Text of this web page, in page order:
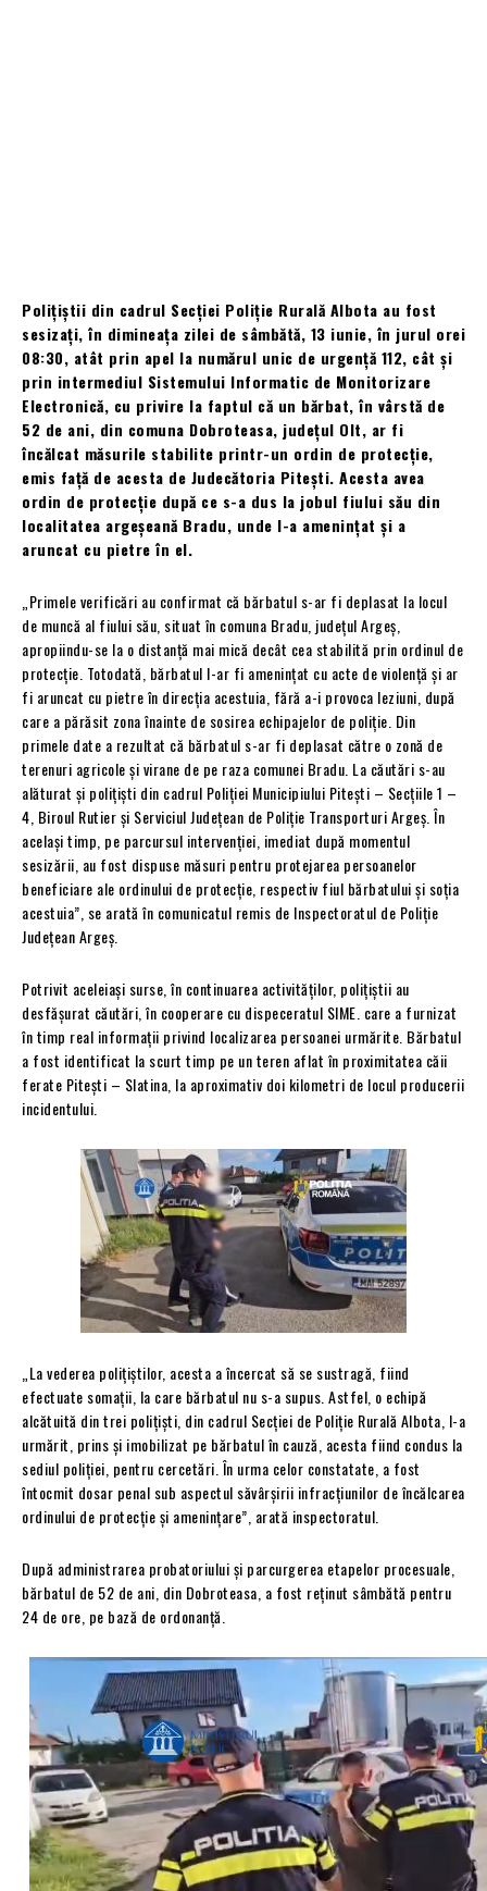
Polițiștii din cadrul Secției Poliție Rurală Albota au fost
sesizați, în dimineața zilei de sâmbătă, 13 iunie, în jurul orei
08:30, atât prin apel la numărul unic de urgență 112, cât și
prin intermediul Sistemului Informatic de Monitorizare
Electronică, cu privire la faptul că un bărbat, în vârstă de
52 de ani, din comuna Dobroteasa, județul Olt, ar fi
încălcat măsurile stabilite printr-un ordin de protecție,
emis față de acesta de Judecătoria Pitești. Acesta avea
ordin de protecție după ce s-a dus la jobul fiului său din
localitatea argeșeană Bradu, unde l-a amenințat și a
aruncat cu pietre în el.
„Primele verificări au confirmat că bărbatul s-ar fi deplasat la locul
de muncă al fiului său, situat în comuna Bradu, județul Argeș,
apropiindu-se la o distanță mai mică decât cea stabilită prin ordinul de
protecție. Totodată, bărbatul l-ar fi amenințat cu acte de violență și ar
fi aruncat cu pietre în direcția acestuia, fără a-i provoca leziuni, după
care a părăsit zona înainte de sosirea echipajelor de poliție. Din
primele date a rezultat că bărbatul s-ar fi deplasat către o zonă de
terenuri agricole și virane de pe raza comunei Bradu. La căutări s-au
alăturat și polițiști din cadrul Poliției Municipiului Pitești – Secțiile 1 –
4, Biroul Rutier și Serviciul Județean de Poliție Transporturi Argeș. În
același timp, pe parcursul intervenției, imediat după momentul
sesizării, au fost dispuse măsuri pentru protejarea persoanelor
beneficiare ale ordinului de protecție, respectiv fiul bărbatului și soția
acestuia”, se arată în comunicatul remis de Inspectoratul de Poliție
Județean Argeș.
Potrivit aceleiași surse, în continuarea activităților, polițiștii au
desfășurat căutări, în cooperare cu dispeceratul SIME. care a furnizat
în timp real informații privind localizarea persoanei urmărite. Bărbatul
a fost identificat la scurt timp pe un teren aflat în proximitatea căii
ferate Pitești – Slatina, la aproximativ doi kilometri de locul producerii
incidentului.
„La vederea polițiștilor, acesta a încercat să se sustragă, fiind
efectuate somații, la care bărbatul nu s-a supus. Astfel, o echipă
alcătuită din trei polițiști, din cadrul Secției de Poliție Rurală Albota, l-a
urmărit, prins și imobilizat pe bărbatul în cauză, acesta fiind condus la
sediul poliției, pentru cercetări. În urma celor constatate, a fost
întocmit dosar penal sub aspectul săvârșirii infracțiunilor de încălcarea
ordinului de protecție și amenințare”, arată inspectoratul.
După administrarea probatoriului și parcurgerea etapelor procesuale,
bărbatul de 52 de ani, din Dobroteasa, a fost reținut sâmbătă pentru
24 de ore, pe bază de ordonanță.